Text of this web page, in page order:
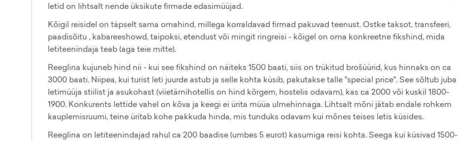
letid on lihtsalt nende üksikute firmade edasimüüjad.
Kõigil reisidel on täpselt sama omahind, millega korraldavad firmad pakuvad teenust. Ostke taksot, transfeeri,
paadisõitu , kabareeshowd, taipoksi, etendust või mingit ringreisi - kõigel on oma konkreetne fikshind, mida
letiteenindaja teab (aga teie mitte).
Reeglina kujuneb hind nii - kui see fikshind on näiteks 1500 baati, siis on trükitud brošüürid, kus hinnaks on ca
3000 baati. Niipea, kui turist leti juurde astub ja selle kohta küsib, pakutakse talle "special price". See sõltub juba
letimüüja stiilist ja asukohast (viietärnihotellis on hind kõrgem, hostelis odavam), kas ca 2000 või kuskil 1800-
1900. Konkurents lettide vahel on kõva ja keegi ei ürita müüa ulmehinnaga. Lihtsalt mõni jätab endale rohkem
kauplemisruumi, teine üritab kohe pakkuda hinda, mis tunduks odavam kui mõnes teises letis küsides.
Reeglina on letiteenindajad rahul ca 200 baadise (umbes 5 eurot) kasumiga reisi kohta. Seega kui küsivad 1500-